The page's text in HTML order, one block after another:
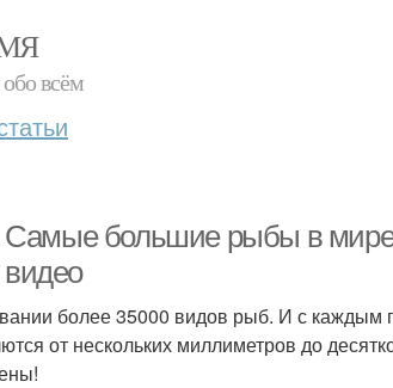
всём
большие рыбы в мире
видео
более 35000 видов рыб. И с каждым
от нескольких миллиметров до